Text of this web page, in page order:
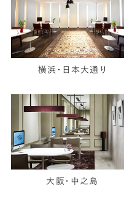
横浜・日本大通り
大阪・中之島